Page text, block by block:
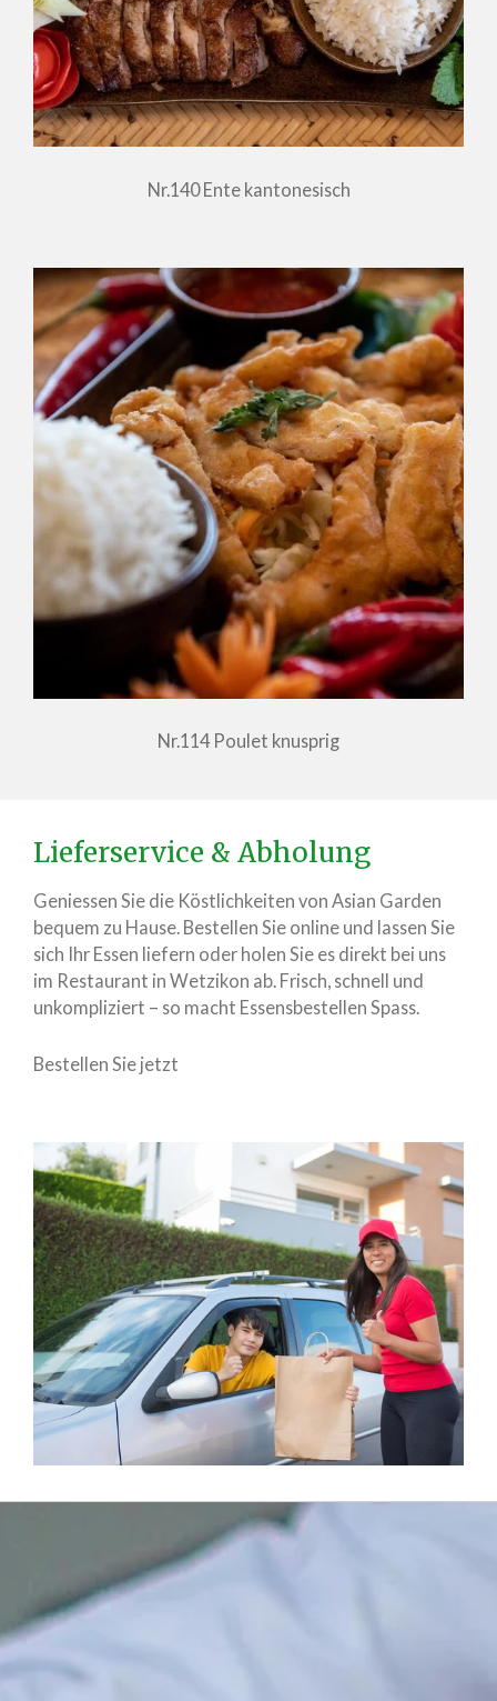
Nr.140 Ente kantonesisch
Nr.114 Poulet knusprig
Lieferservice & Abholung
Geniessen Sie die Köstlichkeiten von Asian Garden
bequem zu Hause. Bestellen Sie online und lassen Sie
sich Ihr Essen liefern oder holen Sie es direkt bei uns
im Restaurant in Wetzikon ab. Frisch, schnell und
unkompliziert – so macht Essensbestellen Spass.
Bestellen Sie jetzt